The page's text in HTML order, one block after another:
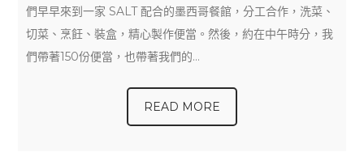
們早早來到一家 SALT 配合的墨西哥餐館，分工合作，洗菜、
切菜、烹飪、裝盒，精心製作便當。然後，約在中午時分，我
們帶著150份便當，也帶著我們的…
READ MORE